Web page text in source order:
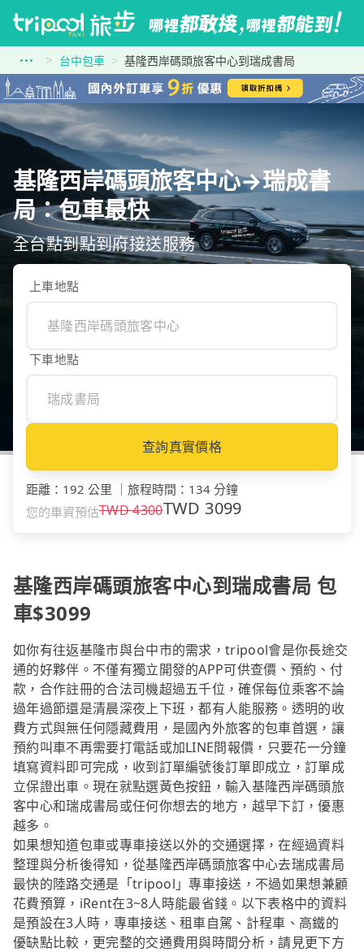
台中包車 基隆西岸碼頭旅客中心到瑞成書局
基隆西岸碼頭旅客中心→瑞成書
局：包車最快
全台點到點到府接送服務
上車地點
下車地點
查詢真實價格
距離 ： 192 公里 旅程時間 ： 134 分鐘
您的車資預估TWD4300TWD 3099
基隆西岸碼頭旅客中心到瑞成書局 包
車$3099
如你有往返基隆市與台中市的需求，tripool會是你長途交
通的好夥伴。不僅有獨立開發的APP可供查價、預約、付
款，合作註冊的合法司機超過五千位，確保每位乘客不論
過年過節還是清晨深夜上下班，都有人能服務。透明的收
費方式與無任何隱藏費用，是國內外旅客的包車首選，讓
預約叫車不再需要打電話或加LINE問報價，只要花一分鐘
填寫資料即可完成，收到訂單編號後訂單即成立，訂單成
立保證出車。現在就點選黃色按鈕，輸入基隆西岸碼頭旅
客中心和瑞成書局或任何你想去的地方，越早下訂，優惠
越多。
如果想知道包車或專車接送以外的交通選擇，在經過資料
整理與分析後得知，從基隆西岸碼頭旅客中心去瑞成書局
最快的陸路交通是「tripool」專車接送，不過如果想兼顧
花費預算，iRent在3~8人時能最省錢。以下表格中的資料
是預設在3人時，專車接送、租車自駕、計程車、高鐵的
優缺點比較，更完整的交通費用與時間分析，請見更下方